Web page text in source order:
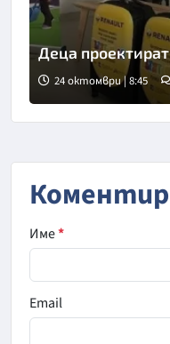
Деца
24 октомври | 8:45
Име*
Email